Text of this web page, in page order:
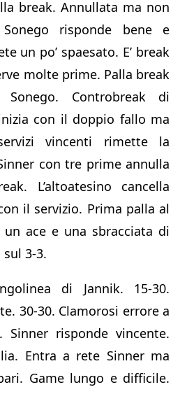
break. Annullata ma non
risponde bene e
un po’ spaesato. E’ break
molte prime. Palla break
Controbreak di
con il doppio fallo ma
vincenti rimette la
con tre prime annulla
L’altoatesino cancella
il servizio. Prima palla al
un ace e una sbracciata di
3-3.
di Jannik. 15-30.
30-30. Clamorosi errore a
risponde vincente.
Entra a rete Sinner ma
Game lungo e difficile.